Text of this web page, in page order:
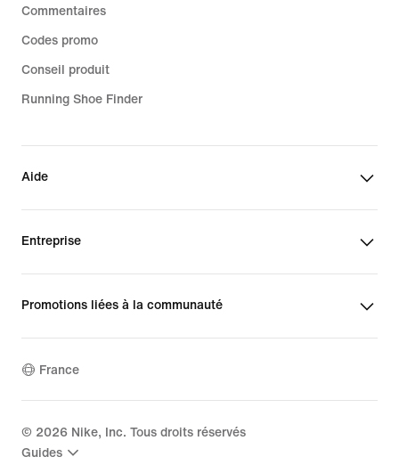
Commentaires
Codes promo
Conseil produit
Running Shoe Finder
Aide
Entreprise
Promotions liées à la communauté
France
© 2026 Nike, Inc. Tous droits réservés
Guides